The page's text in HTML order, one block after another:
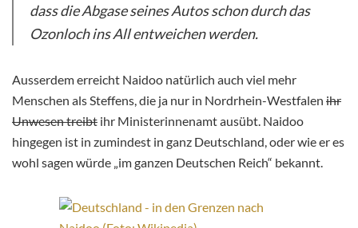
dass die Abgase seines Autos schon durch das
Ozonloch ins All entweichen werden.
Ausserdem erreicht Naidoo natürlich auch viel mehr
Menschen als Steffens, die ja nur in Nordrhein-Westfalen ihr
Unwesen treibt ihr Ministerinnenamt ausübt. Naidoo
hingegen ist in zumindest in ganz Deutschland, oder wie er es
wohl sagen würde „im ganzen Deutschen Reich“ bekannt.